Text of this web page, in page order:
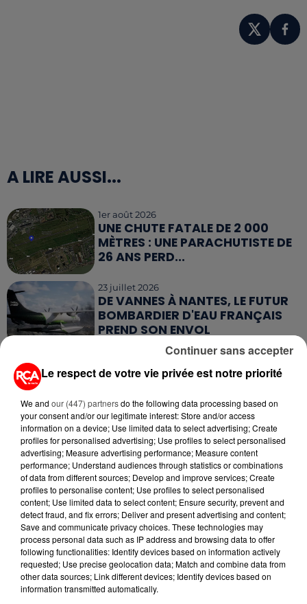
A LIRE AUSSI...
1er août 2026
UNE CHUTE FATALE DE 2 000
MÈTRES : UNE PARACHUTISTE DE
26 ANS PERD...
23 juillet 2026
DE VANNES À NANTES, LE FUTUR
BOMBARDIER D'EAU FRANÇAIS
PREND SON ENVOL
GRANDES MARÉES DE L'ÉTÉ :
BALISES,...
13 juillet 2026
CANICULE ET SÉCHERESSE : LES
APICULTEURS S'INQUIÈTENT
D'UNE RÉCOLTE...
10 juillet 2026
APRÈS LORIENT, C'EST AUX
SABLES-D'OLONNE D'ACCUEILLIR
LE PLUS GRAND...
9 juillet 2026
CANICULE : UNE PLUIE
Le respect de votre vie privée est notre priorité
We and our (447) partnersdo the following data processing based on
your consent and/or our legitimate interest: Store and/or access
information on a device; Use limited data to select advertising; Create
profiles for personalised advertising; Use profiles to select personalised
advertising; Measure advertising performance; Measure content
performance; Understand audiences through statistics or combinations
of data from different sources; Develop and improve services; Create
profiles to personalise content; Use profiles to select personalised
content; Use limited data to select content; Ensure security, prevent and
detect fraud, and fix errors; Deliver and present advertising and content;
Save and communicate privacy choices. These technologies may
process personal data such as IP address and browsing data to offer
following functionalities: Identify devices based on information actively
requested; Use precise geolocation data; Match and combine data from
other data sources; Link different devices; Identify devices based on
information transmitted automatically.
Continuer sans accepter